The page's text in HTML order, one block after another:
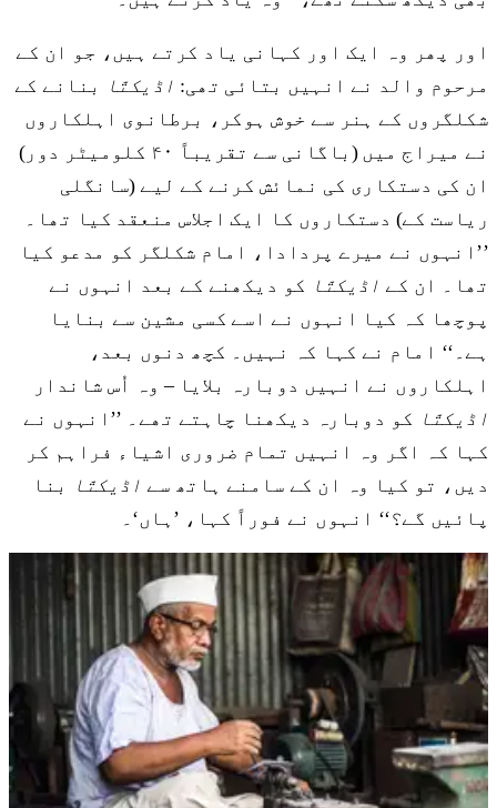
اور پھر وہ ایک اور کہانی یاد کرتے ہیں، جو ان کے
مرحوم والد نے انہیں بتائی تھی: اڈیکتّا
بنانے کے
شکلگروں کے ہنر سے خوش ہوکر، برطانوی اہلکاروں
نے میراج میں (باگانی سے تقریباً ۴۰ کلومیٹر دور)
ان کی دستکاری کی نمائش کرنے کے لیے (سانگلی
ریاست کے) دستکاروں کا ایک اجلاس منعقد کیا تھا۔
’’انہوں نے میرے پردادا، امام شکلگر کو مدعو کیا
تھا۔ ان کے اڈیکتّا کو دیکھنے کے بعد انہوں نے
پوچھا کہ کیا انہوں نے اسے کسی مشین سے بنایا
ہے۔‘‘ امام نے کہا کہ نہیں۔ کچھ دنوں بعد،
اہلکاروں نے انہیں دوبارہ بلایا – وہ اُس شاندار
اڈیکتّا کو دوبارہ دیکھنا چاہتے تھے۔ ’’انہوں نے
کہا کہ اگر وہ انہیں تمام ضروری اشیاء فراہم کر
دیں، تو کیا وہ ان کے سامنے ہاتھ سے اڈیکتّا
بنا
پائیں گے؟‘‘ انہوں نے فوراً کہا، ’ہاں‘۔